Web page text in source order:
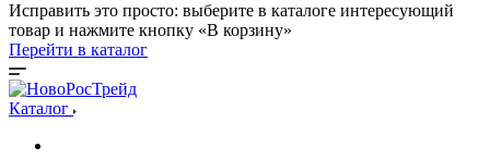
Исправить это просто: выберите в каталоге интересующий
товар и нажмите кнопку «В корзину»
Перейти в каталог
Каталог